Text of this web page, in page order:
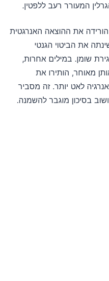
המעורר רעב ללפטין.
את ההוצאה האנרגטית
את הביטוי הגנטי
שומן. במילים אחרות,
מאוחר, הותירו את
לאט יותר. זה מסביר
בסיכון מוגבר להשמנה.